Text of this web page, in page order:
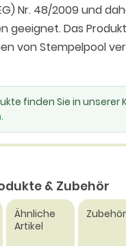
Nr. 48/2009 und
geeignet. Das
von Stempelpool
finden Sie in unserer
.
& Zubehör
Ähnliche
Artikel
Zubehör